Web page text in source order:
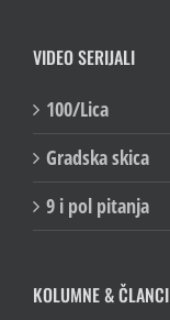
VIDEO SERIJALI
100/Lica
Gradska skica
9 i pol pitanja
KOLUMNE & ČLANCI